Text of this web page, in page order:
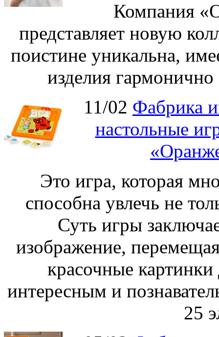
Компания
представляет новую
поистине уникальна,
изделия
11/02 Фабрика
настольные
Это игра, которая
способна увлечь не
Суть игры
изображение,
красочные
интересным и
25